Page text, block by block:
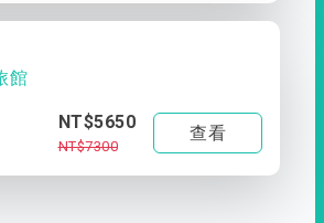
館
NT$5650
NT$7300
查看